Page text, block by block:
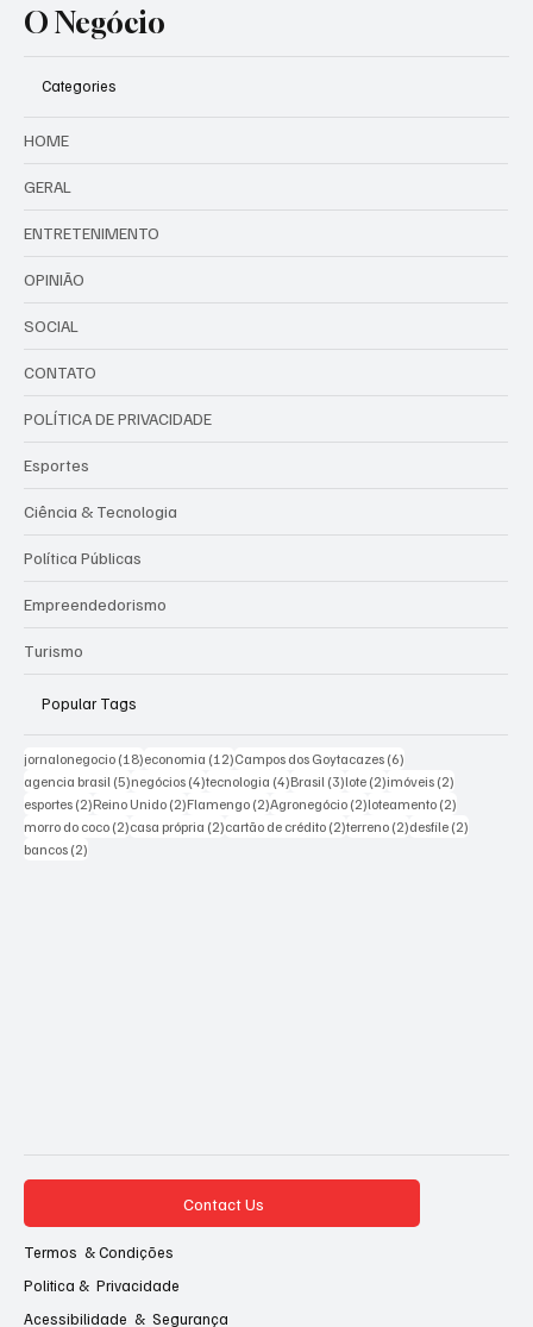
O Negócio
Categories
HOME
GERAL
ENTRETENIMENTO
OPINIÃO
SOCIAL
CONTATO
POLÍTICA DE PRIVACIDADE
Esportes
Ciência & Tecnologia
Política Públicas
Empreendedorismo
Turismo
Popular Tags
jornalonegocio (18)18 posts
economia (12)12 posts
Campos dos Goytacazes (6)
agencia brasil (5)5 posts
negócios (4)4 posts
tecnologia (4)4 posts
Brasil (3)3 posts
lote (2)2 posts
imóveis (2)
esportes (2)2 posts
Reino Unido (2)2 posts
Flamengo (2)2 posts
Agronegócio (2)2 posts
loteamento (2)
morro do coco (2)2 posts
casa própria (2)2 posts
cartão de crédito (2)2 posts
terreno (2)2 posts
desfile (2)
bancos (2)
Contact Us
Termos & Condições
Politica & Privacidade
Acessibilidade & Segurança